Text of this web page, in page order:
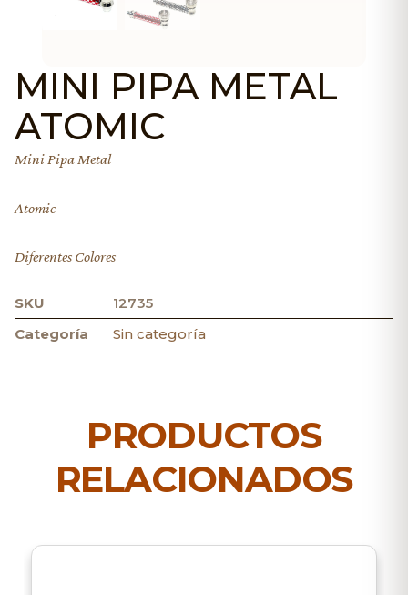
MINI PIPA METAL
ATOMIC
Mini Pipa Metal
Atomic
Diferentes Colores
SKU
12735
Categoría
Sin categoría
PRODUCTOS
RELACIONADOS